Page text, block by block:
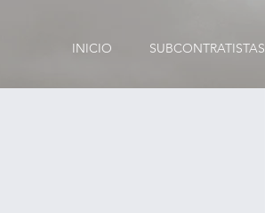
INICIO SUBCONTRATISTAS